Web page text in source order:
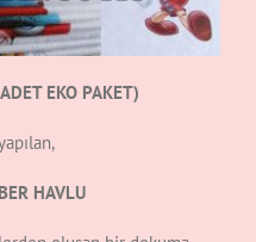
EKO PAKET)
HAVLU